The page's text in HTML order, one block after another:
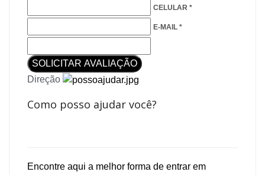
CELULAR *
E-MAIL *
SOLICITAR AVALIAÇÃO
Direção
Como posso ajudar você?
Encontre aqui a melhor forma de entrar em